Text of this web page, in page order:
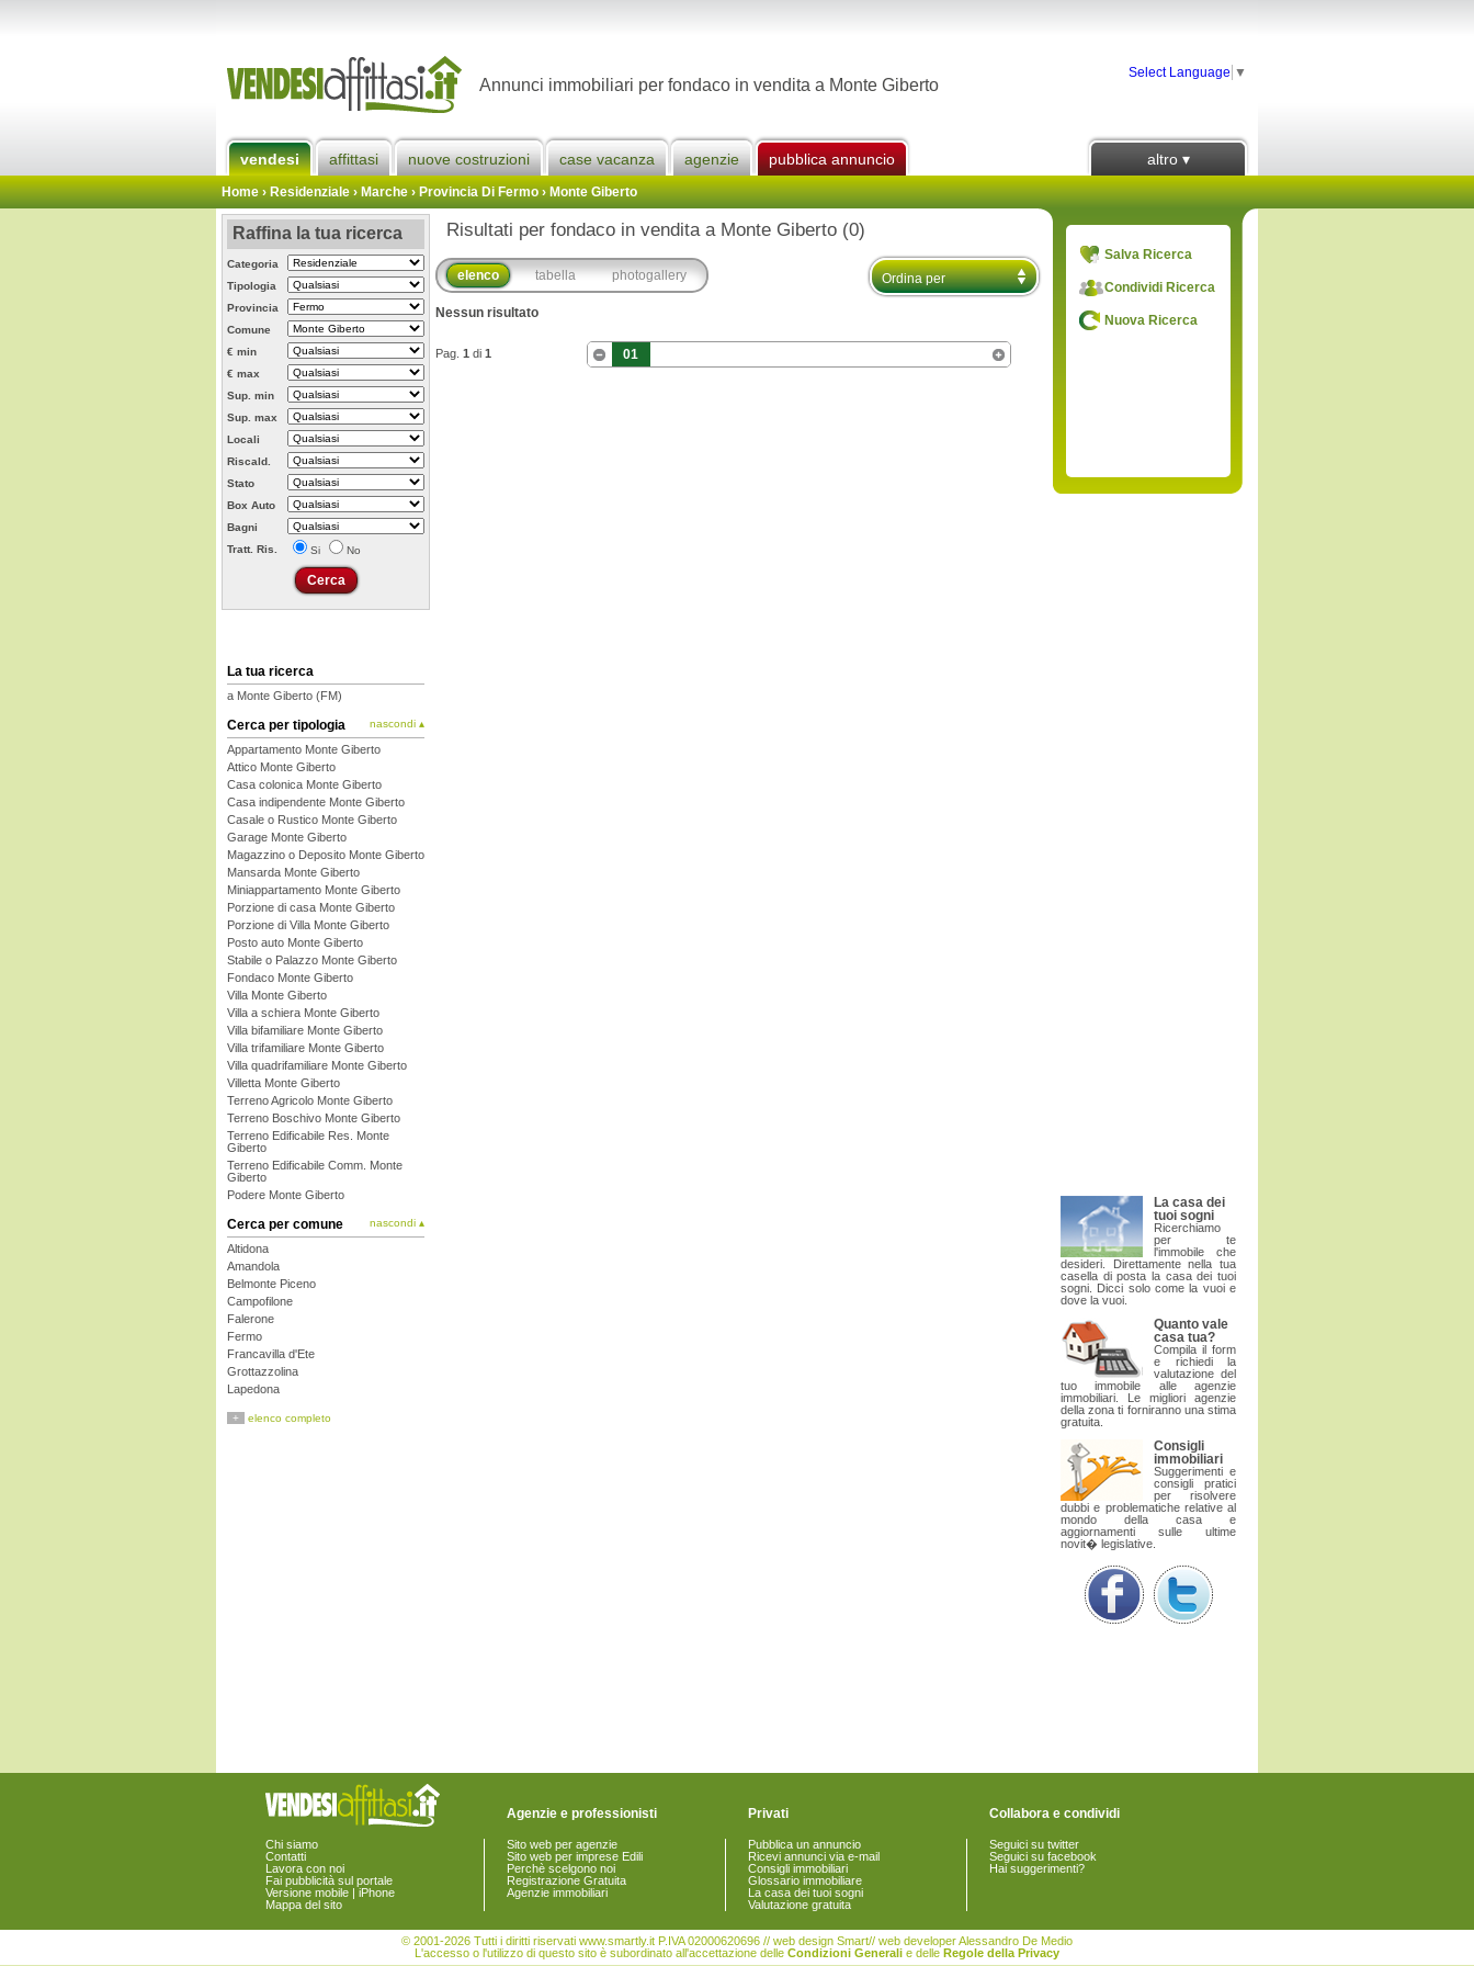
Annunci immobiliari per fondaco in vendita a Monte Giberto
vendesi affittasi nuove costruzioni case vacanza agenzie pubblica annuncio altro ▾
Select Language ▼
Home› Residenziale › Marche ›Provincia Di Fermo›Monte Giberto
Raffina la tua ricerca
Categoria
Tipologia
Provincia
Comune
€ min
€ max
Sup. min
Sup. max
Locali
Riscald.
Stato
Box Auto
Bagni
Tratt. Ris.
Si No
La tua ricerca
a Monte Giberto (FM)
Cerca per tipologia nascondi ▴
Appartamento Monte Giberto
Attico Monte Giberto
Casa colonica Monte Giberto
Casa indipendente Monte Giberto
Casale o Rustico Monte Giberto
Garage Monte Giberto
Magazzino o Deposito Monte Giberto
Mansarda Monte Giberto
Miniappartamento Monte Giberto
Porzione di casa Monte Giberto
Porzione di Villa Monte Giberto
Posto auto Monte Giberto
Stabile o Palazzo Monte Giberto
Fondaco Monte Giberto
Villa Monte Giberto
Villa a schiera Monte Giberto
Villa bifamiliare Monte Giberto
Villa trifamiliare Monte Giberto
Villa quadrifamiliare Monte Giberto
Villetta Monte Giberto
Terreno Agricolo Monte Giberto
Terreno Boschivo Monte Giberto
Terreno Edificabile Res. Monte
Giberto
Terreno Edificabile Comm. Monte
Giberto
Podere Monte Giberto
Cerca per comune nascondi ▴
Altidona
Amandola
Belmonte Piceno
Campofilone
Falerone
Fermo
Francavilla d'Ete
Grottazzolina
Lapedona
Massa Fermana
Petritoli
Ponzano di Fermo
Porto San Giorgio
Rapagnano
Sant'Elpidio a Mare
Santa Vittoria in Matenano
Servigliano
Torre San Patrizio
+ elenco completo
Risultati per fondaco in vendita a Monte Giberto (0)
elenco tabella photogallery
Nessun risultato
Pag. 1 di 1 01
Salva Ricerca
Condividi Ricerca
Nuova Ricerca
La casa dei
tuoi sogni
Ricerchiamo
per te
l'immobile che
desideri. Direttamente nella tua
casella di posta la casa dei tuoi
sogni. Dicci solo come la vuoi e
dove la vuoi.
Quanto vale
casa tua?
Compila il form
e richiedi la
valutazione del
tuo immobile alle agenzie
immobiliari. Le migliori agenzie
della zona ti forniranno una stima
gratuita.
Consigli
immobiliari
Suggerimenti e
consigli pratici
per risolvere
dubbi e problematiche relative al
mondo della casa e
aggiornamenti sulle ultime
novit� legislative.
Chi siamo
Contatti
Lavora con noi
Fai pubblicità sul portale
Versione mobile | iPhone
Mappa del sito
Agenzie e professionisti
Sito web per agenzie
Sito web per imprese Edili
Perchè scelgono noi
Registrazione Gratuita
Agenzie immobiliari
Privati
Pubblica un annuncio
Ricevi annunci via e-mail
Consigli immobiliari
Glossario immobiliare
La casa dei tuoi sogni
Valutazione gratuita
Collabora e condividi
Seguici su twitter
Seguici su facebook
Hai suggerimenti?
© 2001-2026 Tutti i diritti riservati www.smartly.it P.IVA 02000620696 // web design Smart// web developer Alessandro De Medio
L'accesso o l'utilizzo di questo sito è subordinato all'accettazione delle Condizioni Generali e delle Regole della Privacy